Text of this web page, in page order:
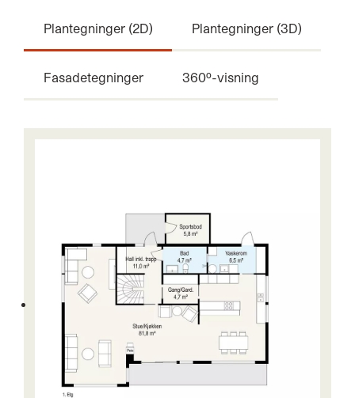
Plantegninger (2D) Plantegninger (3D)
Fasadetegninger 360º-visning